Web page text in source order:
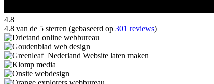
4.8
4.8 van de 5 sterren (gebaseerd op 301 reviews)